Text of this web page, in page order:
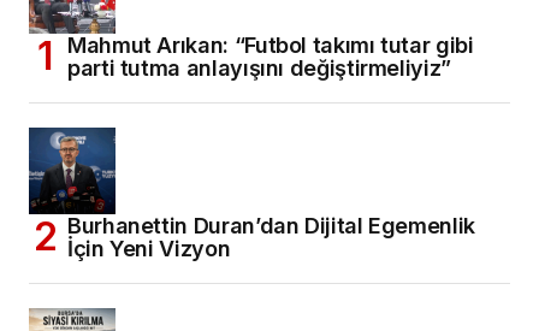
Mahmut Arıkan: “Futbol takımı tutar gibi
parti tutma anlayışını değiştirmeliyiz”
Burhanettin Duran’dan Dijital Egemenlik
İçin Yeni Vizyon